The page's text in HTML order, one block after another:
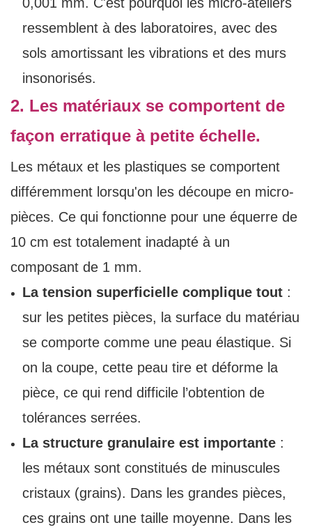
ressemblent à des laboratoires, avec des
sols amortissant les vibrations et des murs
insonorisés.
2. Les matériaux se comportent de
façon erratique à petite échelle.
Les métaux et les plastiques se comportent
différemment lorsqu'on les découpe en micro-
pièces. Ce qui fonctionne pour une équerre de
10 cm est totalement inadapté à un
composant de 1 mm.
La tension superficielle complique tout:
sur les petites pièces, la surface du matériau
se comporte comme une peau élastique. Si
on la coupe, cette peau tire et déforme la
pièce, ce qui rend difficile l’obtention de
tolérances serrées.
La structure granulaire est importante:
les métaux sont constitués de minuscules
cristaux (grains). Dans les grandes pièces,
ces grains ont une taille moyenne. Dans les